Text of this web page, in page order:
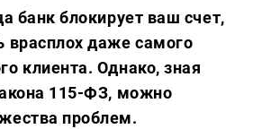
банк блокирует ваш счет,
врасплох даже самого
клиента. Однако, зная
115-ФЗ, можно
проблем.